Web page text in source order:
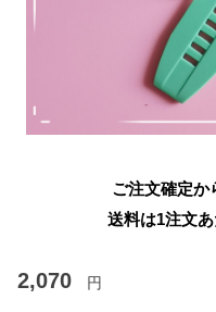
ご注文確定か
送料は1注文あ
2,070 円